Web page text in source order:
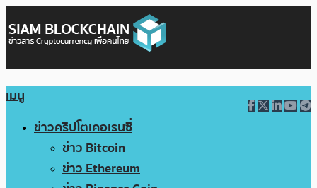
เมนู
ข่าวคริปโตเคอเรนซี่
ข่าว Bitcoin
ข่าว Ethereum